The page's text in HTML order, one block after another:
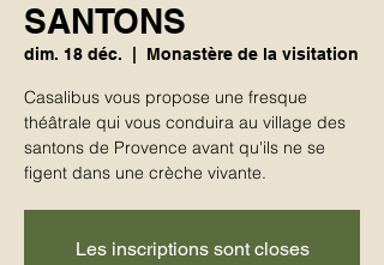
SANTONS
dim. 18 déc. Monastère de la visitation
Casalibus vous propose une fresque
théâtrale qui vous conduira au village des
santons de Provence avant qu'ils ne se
figent dans une crèche vivante.
Les inscriptions sont closes